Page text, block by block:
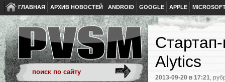
ГЛАВНАЯ АРХИВ НОВОСТЕЙ ANDROID GOOGLE APPLE
Alytics
2013-09-20 в 17:21,